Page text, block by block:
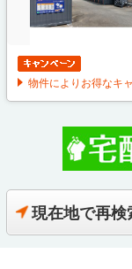
物件によりお得なキ
現在地で再検